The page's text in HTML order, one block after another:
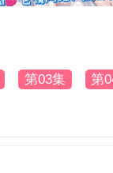
第03集 第